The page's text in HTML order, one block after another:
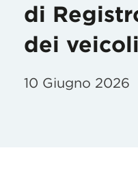
di
dei veicoli
10 Giugno 2026